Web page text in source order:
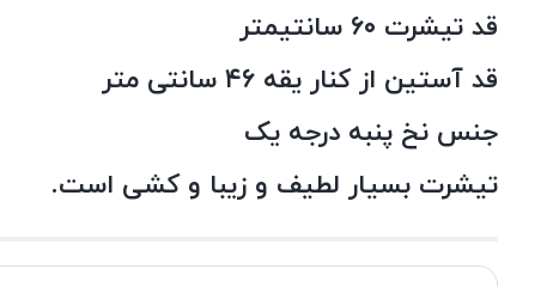
قد تیشرت ۶۰ سانتیمتر
قد آستین از کنار یقه ۴۶ سانتی متر
جنس نخ پنبه درجه یک
تیشرت بسیار لطیف و زیبا و کشی است.